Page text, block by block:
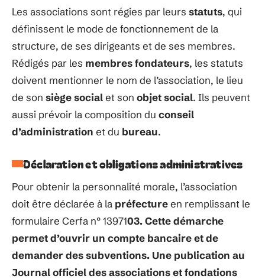
Les associations sont régies par leurs statuts, qui
définissent le mode de fonctionnement de la
structure, de ses dirigeants et de ses membres.
Rédigés par les membres fondateurs, les statuts
doivent mentionner le nom de l’association, le lieu
de son siège socialet son objet social. Ils peuvent
aussi prévoir la composition du conseil
d’administration et du bureau.
Déclaration et obligations administratives
Pour obtenir la personnalité morale, l’association
doit être déclarée à la préfectureen remplissant le
formulaire Cerfa n° 1397103. Cette démarche
permet d’ouvrir un compte bancaireet de
demander des subventions. Une publication au
Journal officiel des associations et fondations